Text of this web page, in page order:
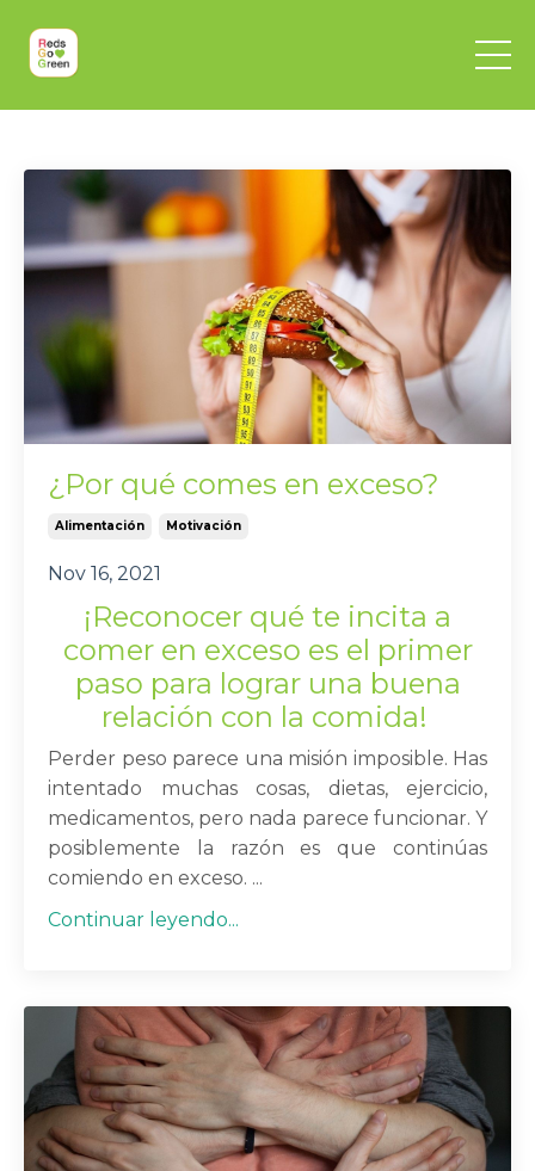
¿Por qué comes en exceso?
Alimentación Motivación
Nov 16, 2021
¡Reconocer qué te incita a
comer en exceso es el primer
paso para lograr una buena
relación con la comida!
Perder peso parece una misión imposible. Has
intentado muchas cosas, dietas, ejercicio,
medicamentos, pero nada parece funcionar. Y
posiblemente la razón es que continúas
comiendo en exceso. ...
Continuar leyendo...